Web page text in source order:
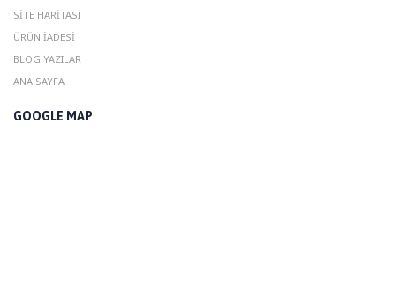
SITE HARITASI
ÜRÜN İADESI
BLOG YAZILAR
ANA SAYFA
GOOGLE MAP